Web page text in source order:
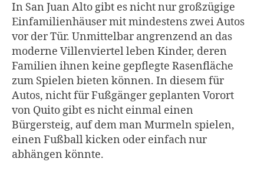
In San Juan Alto gibt es nicht nur großzügige
Einfamilienhäuser mit mindestens zwei Autos
vor der Tür. Unmittelbar angrenzend an das
moderne Villenviertel leben Kinder, deren
Familien ihnen keine gepflegte Rasenfläche
zum Spielen bieten können. In diesem für
Autos, nicht für Fußgänger geplanten Vorort
von Quito gibt es nicht einmal einen
Bürgersteig, auf dem man Murmeln spielen,
einen Fußball kicken oder einfach nur
abhängen könnte.